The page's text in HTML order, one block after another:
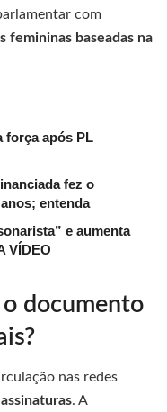
com
femininas baseadas na
força após PL
fez o
entenda
e aumenta
VÍDEO
documento
nas redes
. A